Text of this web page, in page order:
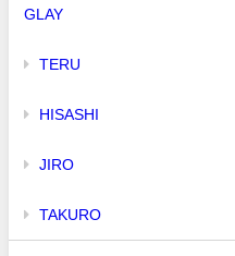
GLAY
TERU
HISASHI
JIRO
TAKURO